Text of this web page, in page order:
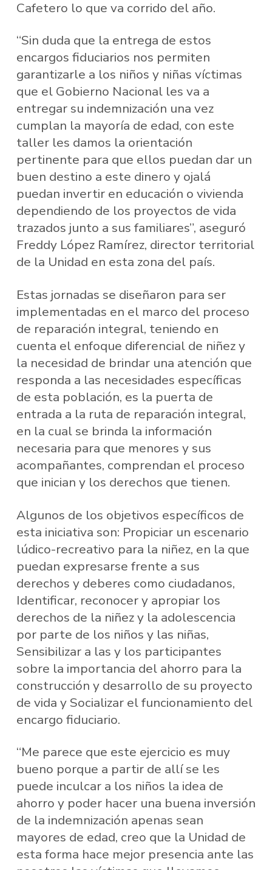
Cafetero lo que va corrido del año.
“Sin duda que la entrega de estos
encargos fiduciarios nos permiten
garantizarle a los niños y niñas víctimas
que el Gobierno Nacional les va a
entregar su indemnización una vez
cumplan la mayoría de edad, con este
taller les damos la orientación
pertinente para que ellos puedan dar un
buen destino a este dinero y ojalá
puedan invertir en educación o vivienda
dependiendo de los proyectos de vida
trazados junto a sus familiares”, aseguró
Freddy López Ramírez, director territorial
de la Unidad en esta zona del país.
Estas jornadas se diseñaron para ser
implementadas en el marco del proceso
de reparación integral, teniendo en
cuenta el enfoque diferencial de niñez y
la necesidad de brindar una atención que
responda a las necesidades específicas
de esta población, es la puerta de
entrada a la ruta de reparación integral,
en la cual se brinda la información
necesaria para que menores y sus
acompañantes, comprendan el proceso
que inician y los derechos que tienen.
Algunos de los objetivos específicos de
esta iniciativa son: Propiciar un escenario
lúdico-recreativo para la niñez, en la que
puedan expresarse frente a sus
derechos y deberes como ciudadanos,
Identificar, reconocer y apropiar los
derechos de la niñez y la adolescencia
por parte de los niños y las niñas,
Sensibilizar a las y los participantes
sobre la importancia del ahorro para la
construcción y desarrollo de su proyecto
de vida y Socializar el funcionamiento del
encargo fiduciario.
“Me parece que este ejercicio es muy
bueno porque a partir de allí se les
puede inculcar a los niños la idea de
ahorro y poder hacer una buena inversión
de la indemnización apenas sean
mayores de edad, creo que la Unidad de
esta forma hace mejor presencia ante las